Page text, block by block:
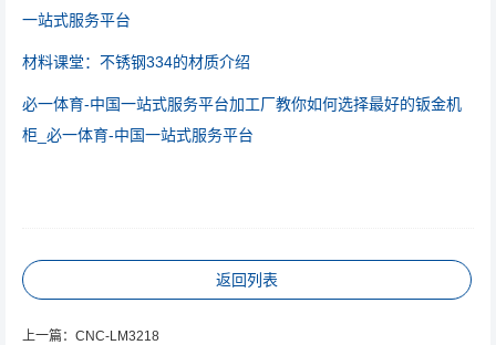
一站式服务平台
材料课堂：不锈钢334的材质介绍
必一体育-中国一站式服务平台加工厂教你如何选择最好的钣金机
柜_必一体育-中国一站式服务平台
返回列表
上一篇： CNC-LM3218